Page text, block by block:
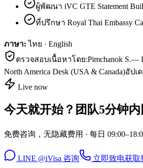
ผู้พัฒนา iVC GTE Statement
ที่ปรึกษา Royal Thai Embassy
ภาษา: ไทย · English
ตรวจสอบเนื้อหาโดย:Pimchanok S.—
North America Desk (USA & Canada)อัปเ
Live now
今天就开始？团队5分钟内
免费咨询，无隐藏费用 · 每日
LINE @iVisa 咨询 立即致电获取